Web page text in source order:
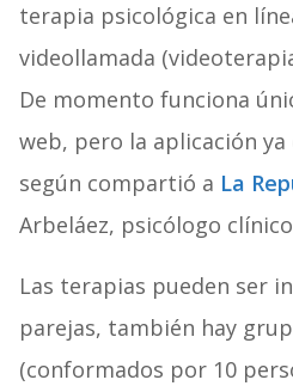
terapia psicológica en
videollamada
De momento funciona
web, pero la aplicación
según compartió a La
Arbeláez, psicólogo clínico
Las terapias pueden ser
parejas, también hay
(conformados por 10